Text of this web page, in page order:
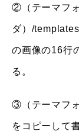
②（テーマフ
ダ）/
の画像の16行
る。
③（テーマフ
をコピーして